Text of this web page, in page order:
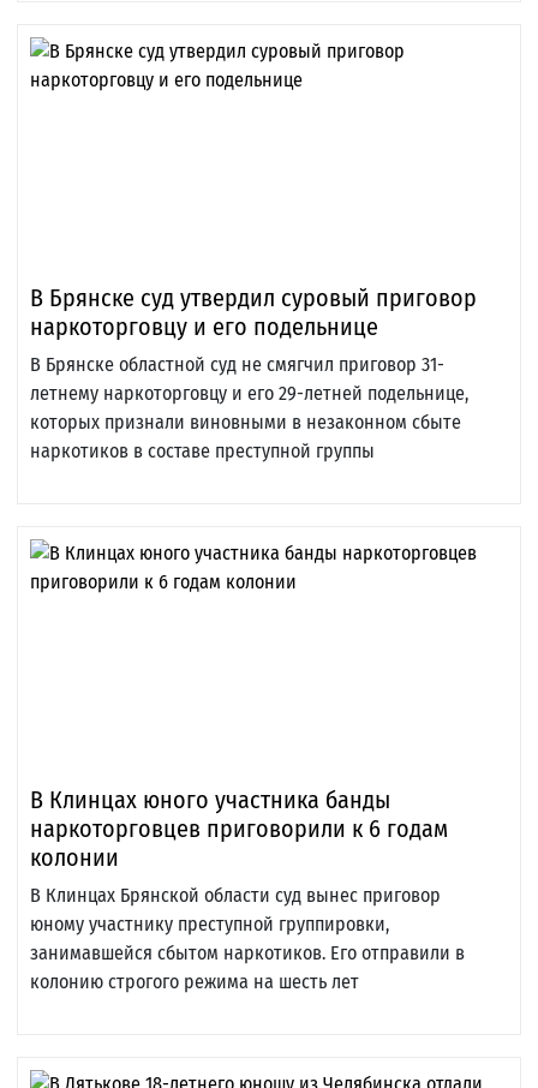
В Брянске суд утвердил суровый приговор
наркоторговцу и его подельнице
В Брянске областной суд не смягчил приговор 31-
летнему наркоторговцу и его 29-летней подельнице,
которых признали виновными в незаконном сбыте
наркотиков в составе преступной группы
В Клинцах юного участника банды
наркоторговцев приговорили к 6 годам
колонии
В Клинцах Брянской области суд вынес приговор
юному участнику преступной группировки,
занимавшейся сбытом наркотиков. Его отправили в
колонию строгого режима на шесть лет